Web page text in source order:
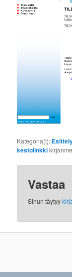
Kategoria(t):
kestolinkki
Vastaa
Sinun täytyy